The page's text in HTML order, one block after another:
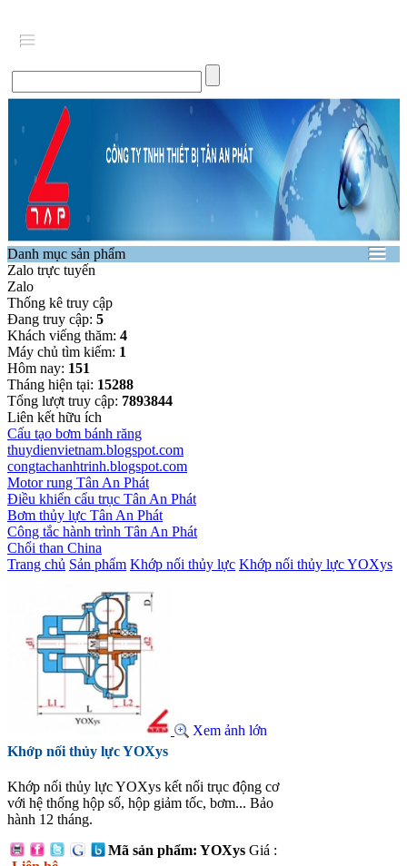
Danh mục sản phẩm
Zalo trực tuyến
Zalo
Thống kê truy cập
Đang truy cập: 5
Khách viếng thăm: 4
Máy chủ tìm kiếm: 1
Hôm nay: 151
Tháng hiện tại: 15288
Tổng lượt truy cập: 7893844
Liên kết hữu ích
Cấu tạo bơm bánh răng
thuydienvietnam.blogspot.com
congtachanhtrinh.blogspot.com
Motor rung Tân An Phát
Điều khiển cẩu trục Tân An Phát
Bơm thủy lực Tân An Phát
Công tắc hành trình Tân An Phát
Chổi than China
Trang chủ Sản phẩm Khớp nối thủy lực Khớp nối thủy lực YOXys
Xem ảnh lớn
Khớp nối thủy lực YOXys
Khớp nối thủy lực YOXys kết nối trục động cơ
với hệ thống hộp số, hộp giảm tốc, bơm... Bảo
hành 12 tháng.
Mã sản phẩm: YOXys Giá :